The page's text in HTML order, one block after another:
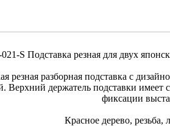
S Подставка резная для двух
резная разборная подставка с
Верхний держатель подставки
фиксации
Красное дерево, резьба,